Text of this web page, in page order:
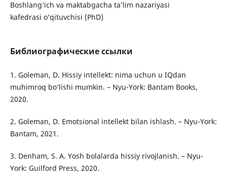
Boshlang‘ich va maktabgacha ta’lim nazariyasi
kafedrasi o‘qituvchisi (PhD)
Библиографические ссылки
1. Goleman, D. Hissiy intellekt: nima uchun u IQdan
muhimroq bo‘lishi mumkin. – Nyu-York: Bantam Books,
2020.
2. Goleman, D. Emotsional intellekt bilan ishlash. – Nyu-York:
Bantam, 2021.
3. Denham, S. A. Yosh bolalarda hissiy rivojlanish. – Nyu-
York: Guilford Press, 2020.